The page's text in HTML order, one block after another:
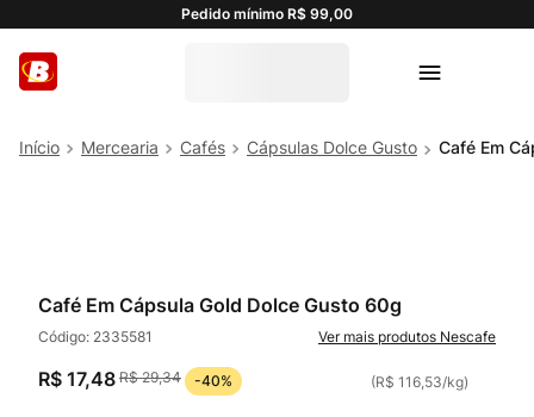
Pedido mínimo R$ 99,00
Mercearia Cafés Cápsulas Dolce Gusto Café Em
Café Em Cápsula Gold Dolce Gusto 60g
Código: 2335581 Nescafe
R$ 17,48 R$ 29,34 -40% (R$ 116,53/kg)